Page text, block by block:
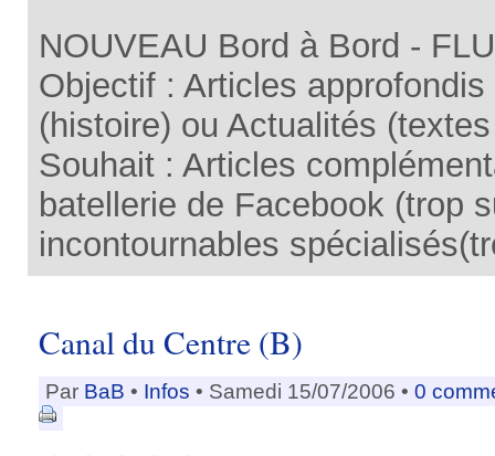
NOUVEAU Bord à Bord -
Objectif : Articles
(histoire) ou Actualités
Souhait : Articles
batellerie de Facebook (trop
incontournables
Canal du Centre (B)
Par BaB • Infos • Samedi 15/07/2006 • 0